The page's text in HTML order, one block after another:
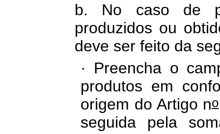
b. No caso de
produzidos ou
deve ser feito da
· Preencha o
produtos em
origem do Artigo no
seguida pela